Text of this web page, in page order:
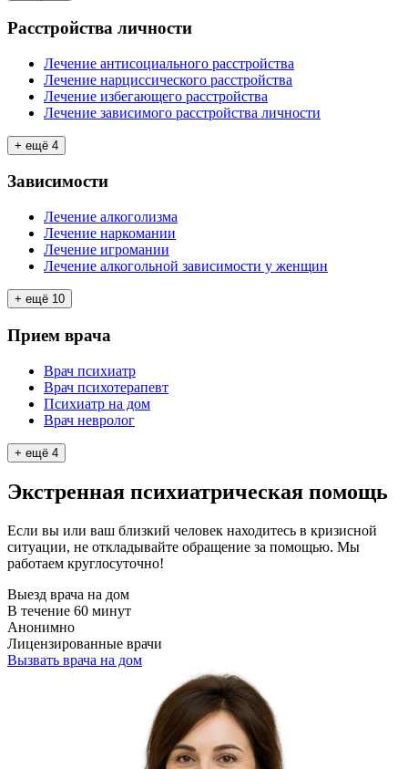
Расстройства личности
Лечение антисоциального расстройства
Лечение нарциссического расстройства
Лечение избегающего расстройства
Лечение зависимого расстройства личности
+ ещё 4
Зависимости
Лечение алкоголизма
Лечение наркомании
Лечение игромании
Лечение алкогольной зависимости у женщин
+ ещё 10
Прием врача
Врач психиатр
Врач психотерапевт
Психиатр на дом
Врач невролог
+ ещё 4
Экстренная психиатрическая помощь
Если вы или ваш близкий человек находитесь в кризисной
ситуации, не откладывайте обращение за помощью. Мы
работаем круглосуточно!
Выезд врача на дом
В течение 60 минут
Анонимно
Лицензированные врачи
Вызвать врача на дом